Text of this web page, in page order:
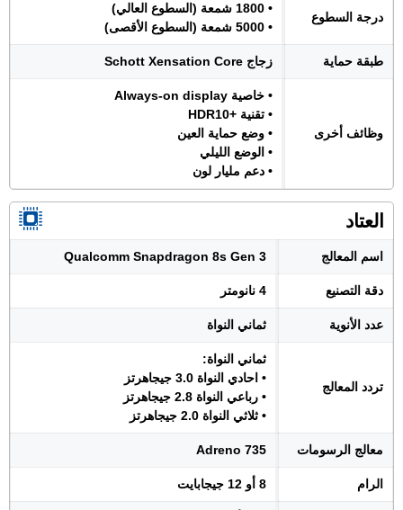
درجة السطوع
• 1800 شمعة (السطوع العالي)
• 5000 شمعة (السطوع الأقصى)
طبقة حماية زجاج Schott Xensation Core
وظائف أخرى
• خاصية Always-on display
• تقنية +HDR10
• وضع حماية العين
• الوضع الليلي
• دعم مليار لون
العتاد
اسم المعالج Qualcomm Snapdragon 8s Gen 3
دقة التصنيع 4 نانومتر
عدد الأنوية ثماني النواة
تردد المعالج
ثماني النواة:
• احادي النواة 3.0 جيجاهرتز
• رباعي النواة 2.8 جيجاهرتز
• ثلاثي النواة 2.0 جيجاهرتز
معالج الرسومات Adreno 735
الرام 8 أو 12 جيجابايت